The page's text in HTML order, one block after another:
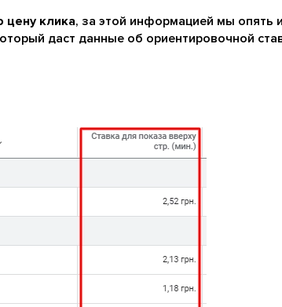
клика, за этой информацией мы опять
даст данные об ориентировочной